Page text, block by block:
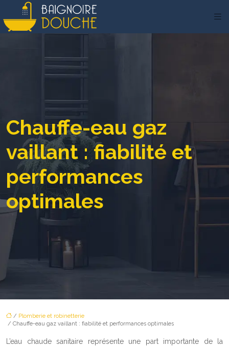
Chauffe-eau gaz
vaillant : fiabilité et
performances
optimales
/ Plomberie et robinetterie
/ Chauffe-eau gaz vaillant : fiabilité et performances optimales
L’eau chaude sanitaire représente une part importante de la